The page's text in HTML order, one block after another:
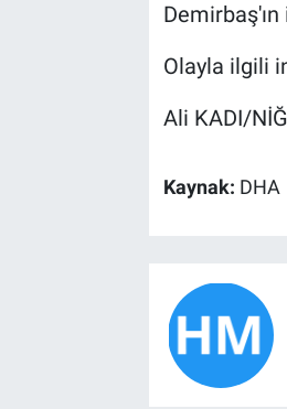
Olayla ilgili
Ali KADI/
Kaynak: DHA